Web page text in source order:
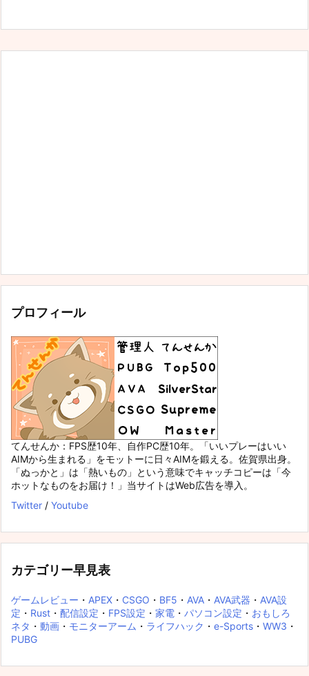
プロフィール
てんせんか：FPS歴10年、自作PC歴10年。「いいプレーはいい
AIMから生まれる」をモットーに日々AIMを鍛える。佐賀県出身。
「ぬっかと」は「熱いもの」という意味でキャッチコピーは「今
ホットなものをお届け！」当サイトはWeb広告を導入。
Twitter / Youtube
カテゴリー早見表
ゲームレビュー ・ APEX ・ CSGO ・ BF5 ・ AVA ・ AVA武器 ・ AVA設
定 ・ Rust ・ 配信設定 ・ FPS設定 ・ 家電 ・ パソコン設定 ・ おもしろ
ネタ ・ 動画 ・ モニターアーム ・ ライフハック ・ e-Sports ・ WW3 ・
PUBG